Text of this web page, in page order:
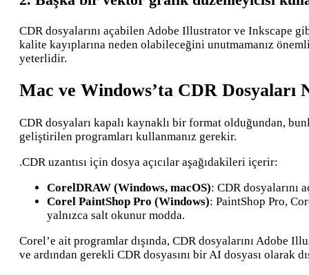
CDR dosyalarını açabilen Adobe Illustrator ve Inkscape
kalite kayıplarına neden olabileceğini unutmamanız
yeterlidir.
Mac ve Windows’ta CDR Dosyaları
CDR dosyaları kapalı kaynaklı bir format olduğundan,
geliştirilen programları kullanmanız gerekir.
.CDR uzantısı için dosya açıcılar aşağıdakileri içerir:
CorelDRAW (Windows, macOS): CDR dosyalarını
Corel PaintShop Pro (Windows): PaintShop Pro,
yalnızca salt okunur modda.
Corel’e ait programlar dışında, CDR dosyalarını Adobe
ve ardından gerekli CDR dosyasını bir AI dosyası olarak